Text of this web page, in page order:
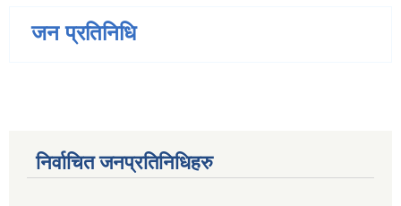
जन प्रतिनिधि
निर्वाचित जनप्रतिनिधिहरु